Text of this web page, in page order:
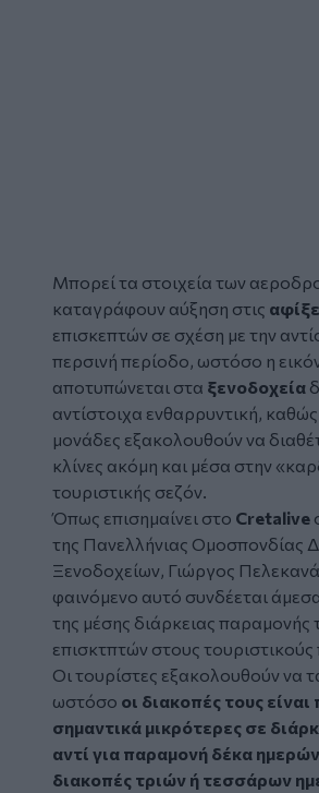
Μπορεί τα στοιχεία των
καταγράφουν αύξηση στις
επισκεπτών σε σχέση με την
περσινή περίοδο, ωστόσο η
αποτυπώνεται στα ξενοδοχεία
αντίστοιχα ενθαρρυντική,
μονάδες εξακολουθούν να
κλίνες ακόμη και μέσα στην
τουριστικής σεζόν.
Όπως επισημαίνει στο Cretalive
της Πανελλήνιας Ομοσπονδίας
Ξενοδοχείων, Γιώργος
φαινόμενο αυτό συνδέεται
της μέσης διάρκειας παραμονής
επισκτπτών στους
Οι τουρίστες εξακολουθούν να
ωστόσο οι διακοπές τους είναι
σημαντικά μικρότερες σε
αντί για παραμονή δέκα
διακοπές τριών ή τεσσάρων